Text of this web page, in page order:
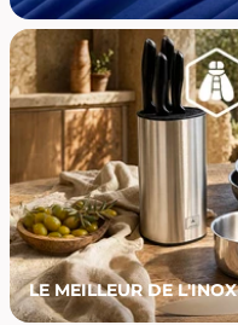
LE MEILLEUR DE L'INOX